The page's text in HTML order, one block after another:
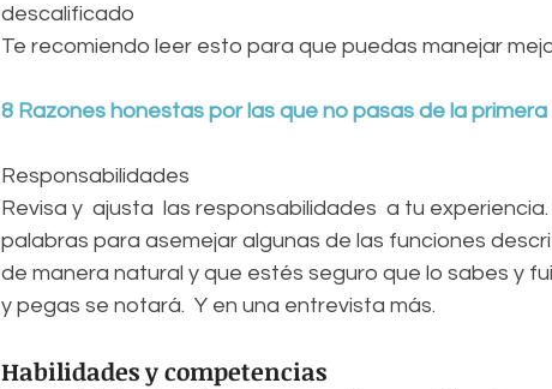
descalificado
Te recomiendo leer esto para que puedas manejar
8 Razones honestas por las que no pasas de la
Responsabilidades
Revisa y  ajusta  las responsabilidades  a tu
palabras para asemejar algunas de las funciones
de manera natural y que estés seguro que lo sabes y
y pegas se notará.  Y en una entrevista más.
Habilidades y competencias